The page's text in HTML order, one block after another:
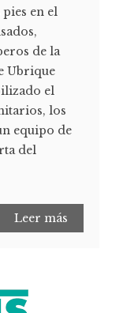
en el
de la
Ubrique
el
los
equipo de
del
Leer más